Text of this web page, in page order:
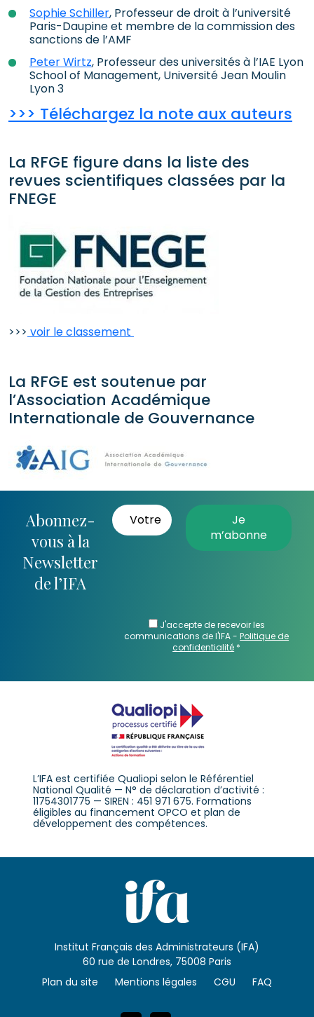
Sophie Schiller, Professeur de droit à l’université
Paris-Daupine et membre de la commission des
sanctions de l’AMF
Peter Wirtz, Professeur des universités à l’IAE Lyon
School of Management, Université Jean Moulin
Lyon 3
>>> Téléchargez la note aux auteurs
La RFGE figure dans la liste des
revues scientifiques classées par la
FNEGE
>>> voir le classement
La RFGE est soutenue par
l’Association Académique
Internationale de Gouvernance
Abonnez-
vous à la
Newsletter
de l’IFA
J'accepte de recevoir les
communications de l'IFA -Politique de
confidentialité *
L’IFA est certifiée Qualiopi selon le Référentiel
National Qualité — N° de déclaration d’activité :
11754301775 — SIREN : 451 971 675. Formations
éligibles au financement OPCO et plan de
développement des compétences.
Institut Français des Administrateurs (IFA)
60 rue de Londres, 75008 Paris
Plan du site
Mentions légales CGU FAQ